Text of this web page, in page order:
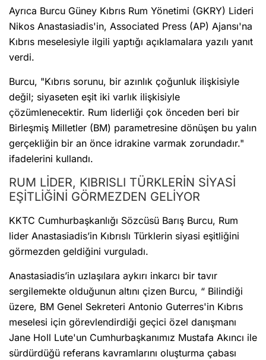
Ayrıca Burcu Güney Kıbrıs Rum Yönetimi (GKRY) Lideri
Nikos Anastasiadis'in, Associated Press (AP) Ajansı'na
Kıbrıs meselesiyle ilgili yaptığı açıklamalara yazılı yanıt
verdi.
Burcu, "Kıbrıs sorunu, bir azınlık çoğunluk ilişkisiyle
değil; siyaseten eşit iki varlık ilişkisiyle
çözümlenecektir. Rum liderliği çok önceden beri bir
Birleşmiş Milletler (BM) parametresine dönüşen bu yalın
gerçekliğin bir an önce idrakine varmak zorundadır."
ifadelerini kullandı.
RUM LİDER, KIBRISLI TÜRKLERİN SİYASİ
EŞİTLİĞİNİ GÖRMEZDEN GELİYOR
KKTC Cumhurbaşkanlığı Sözcüsü Barış Burcu, Rum
lider Anastasiadis’in Kıbrıslı Türklerin siyasi eşitliğini
görmezden geldiğini vurguladı.
Anastasiadis’in uzlaşılara aykırı inkarcı bir tavır
sergilemekte olduğunun altını çizen Burcu, “ Bilindiği
üzere, BM Genel Sekreteri Antonio Guterres'in Kıbrıs
meselesi için görevlendirdiği geçici özel danışmanı
Jane Holl Lute'un Cumhurbaşkanımız Mustafa Akıncı ile
sürdürdüğü referans kavramlarını oluşturma çabası